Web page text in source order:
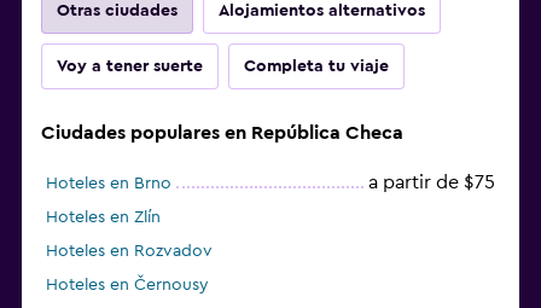
Otras ciudades Alojamientos alternativos
Voy a tener suerte Completa tu viaje
Ciudades populares en República Checa
Hoteles en Brno a partir de $75
Hoteles en Zlín
Hoteles en Rozvadov
Hoteles en Černousy